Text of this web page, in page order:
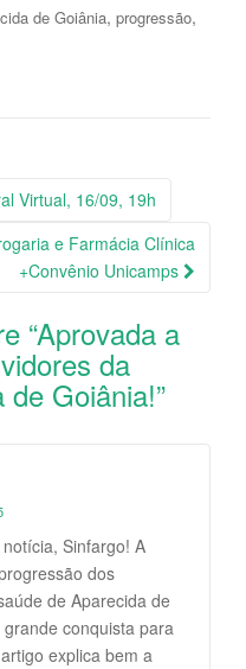
de Goiânia, progressão,
Virtual, 16/09, 19h
e Farmácia Clínica
+Convênio Unicamps
“Aprovada a
da
de Goiânia!”
Sinfargo! A
dos
de Aparecida de
conquista para
explica bem a